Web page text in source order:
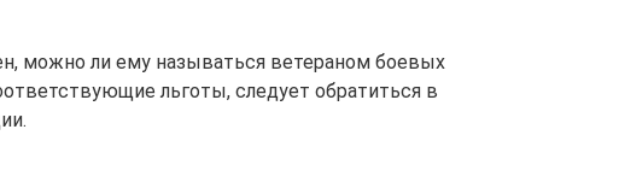
можно ли ему называться ветераном боевых
льготы, следует обратиться в